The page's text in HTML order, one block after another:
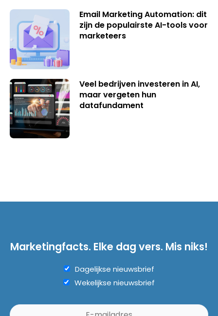
Email Marketing Automation: dit
zijn de populairste AI-tools voor
marketeers
Veel bedrijven investeren in AI,
maar vergeten hun
datafundament
Marketingfacts. Elke dag vers. Mis niks!
Dagelijkse nieuwsbrief
Wekelijkse nieuwsbrief